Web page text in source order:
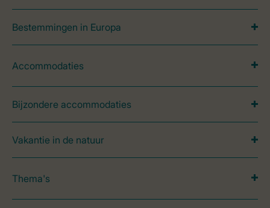
Bestemmingen in Europa
Accommodaties
Bijzondere accommodaties
Vakantie in de natuur
Thema's